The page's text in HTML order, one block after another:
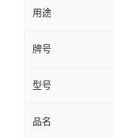
用途
牌号
型号
品名